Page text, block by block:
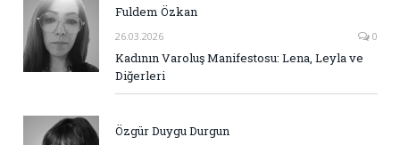
Fuldem Özkan
26.03.2026 0
Kadının Varoluş Manifestosu: Lena, Leyla ve
Diğerleri
Özgür Duygu Durgun